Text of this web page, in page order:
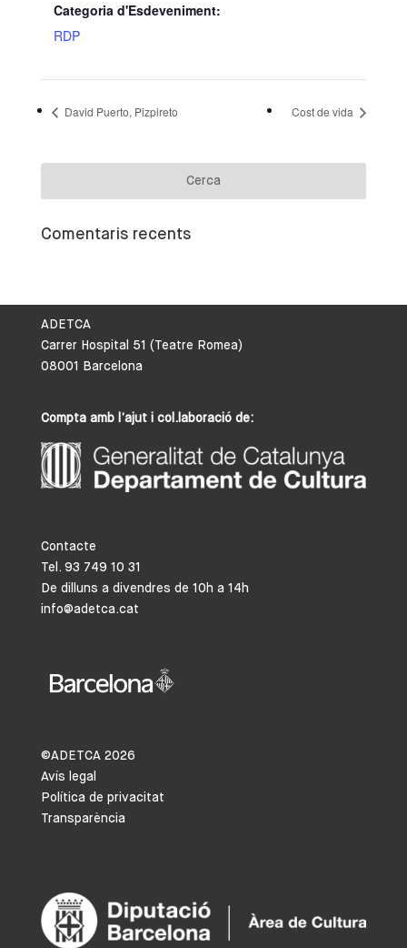
Categoria d'Esdeveniment:
RDP
David Puerto, Pizpireto Cost de vida
Comentaris recents
ADETCA
Carrer Hospital 51 (Teatre Romea)
08001 Barcelona
Compta amb l’ajut i col.laboració de:
Contacte
Tel. 93 749 10 31
De dilluns a divendres de 10h a 14h
info@adetca.cat
©ADETCA 2026
Avís legal
Política de privacitat
Transparència